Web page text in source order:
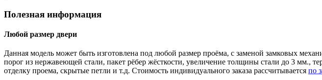
Полезная информация
Любой размер двери
Данная модель может быть изготовлена под любой размер проёма, с заменой замковых
порог из нержавеющей стали, пакет рёбер жёсткости, увеличение толщины стали до 3 мм.,
отделку проема, скрытые петли и т.д. Стоимость индивидуального заказа рассчитывается по